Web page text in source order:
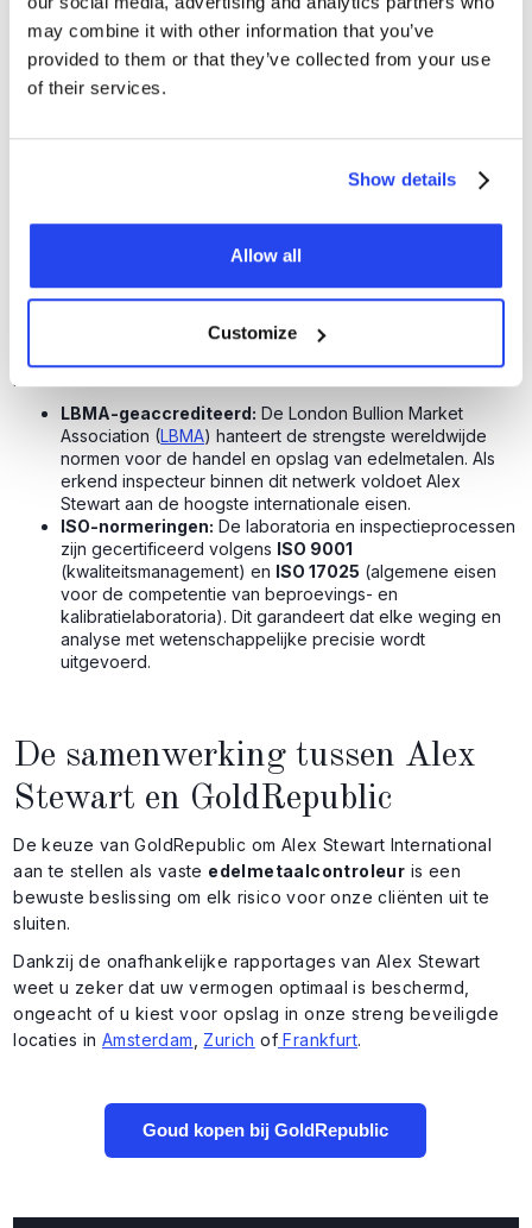
may combine it with other information that you’ve
provided to them or that they’ve collected from your use
of their services.
Show details
Allow all
Customize
kwaliteitsstandaarden en
certificeringen
Goudbaren die via GoldRepublic worden aangekocht,
wordt doorbroken, kennen wij de exacte kwaliteit en
zuiverheid van het edelmetaal.
Dit wordt extra bekrachtigd door de certificeringen van de
auditor. Alex Stewart International beschikt over de meest
LBMA-geaccrediteerd: De London Bullion Market
Association (LBMA) hanteert de strengste wereldwijde
normen voor de handel en opslag van edelmetalen. Als
erkend inspecteur binnen dit netwerk voldoet Alex
Stewart aan de hoogste internationale eisen.
ISO-normeringen: De laboratoria en inspectieprocessen
zijn gecertificeerd volgens ISO 9001
(kwaliteitsmanagement) en ISO 17025 (algemene eisen
voor de competentie van beproevings- en
kalibratielaboratoria). Dit garandeert dat elke weging en
analyse met wetenschappelijke precisie wordt
uitgevoerd.
De samenwerking tussen Alex
Stewart en GoldRepublic
De keuze van GoldRepublic om Alex Stewart International
aan te stellen als vaste edelmetaalcontroleur is een
bewuste beslissing om elk risico voor onze cliënten uit te
sluiten.
Dankzij de onafhankelijke rapportages van Alex Stewart
weet u zeker dat uw vermogen optimaal is beschermd,
ongeacht of u kiest voor opslag in onze streng beveiligde
locaties in Amsterdam Zurich of Frankfurt.
Goud kopen bij GoldRepublic